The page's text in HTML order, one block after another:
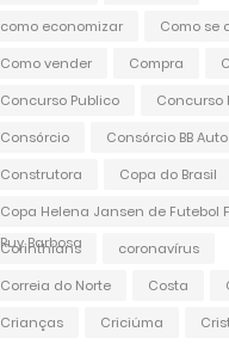
como economizar
Como se
Como vender
Compra
Concurso Publico
Concurso
Consórcio
Consórcio BB Auto
Construtora
Copa do Brasil
Copa Helena Jansen de Futebol
Ruy Barbosa
Corinthians
coronavírus
Correia do Norte
Costa
Crianças
Criciúma